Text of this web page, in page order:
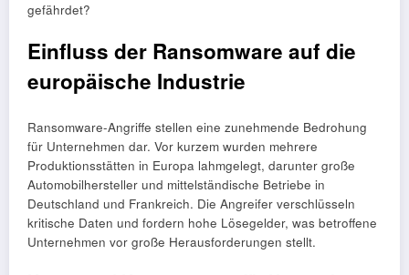
gefährdet?
Einfluss der Ransomware auf die
europäische Industrie
Ransomware-Angriffe stellen eine zunehmende Bedrohung
für Unternehmen dar. Vor kurzem wurden mehrere
Produktionsstätten in Europa lahmgelegt, darunter große
Automobilhersteller und mittelständische Betriebe in
Deutschland und Frankreich. Die Angreifer verschlüsseln
kritische Daten und fordern hohe Lösegelder, was betroffene
Unternehmen vor große Herausforderungen stellt.